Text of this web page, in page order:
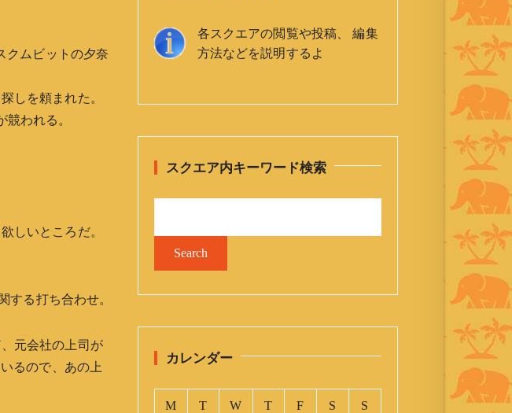
クムビットの夕奈
しを頼まれた。
われる。
しいところだ。
する打ち合わせ。
元会社の上司が
るので、あの上
各スクエアの閲覧や投稿、 編集
方法などを説明するよ
スクエア内キーワード検索
カレンダー
M T W T F S S